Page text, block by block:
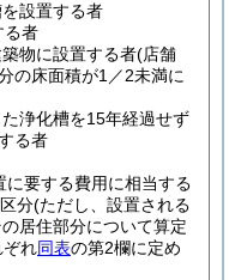
設置する者
る者
物に設置する者(店舗
の床面積が1／2未満に
浄化槽を15年経過せず
る者
要する費用に相当する
分(ただし、設置される
居住部分について算定
ぞれ同表の第2欄に定め